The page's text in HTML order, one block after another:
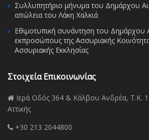
Συλλυπητήριο μήνυμα του Δημάρχου
απώλεια του Λάκη Χαλκιά
Εθιμοτυπική συνάντηση του Δημάρχου
εκπροσώπους της Ασσυριακής
Ασσυριακής Εκκλησίας
Στοιχεία Επικοινωνίας
Ιερά Οδός 364 & Κάλβου Ανδρέα, Τ.Κ.
Αττικής
+30 213 2044800